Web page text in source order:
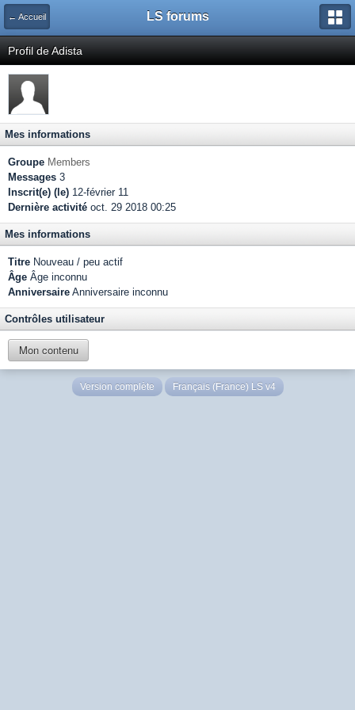
← Accueil LS forums
Profil de Adista
Mes informations
Groupe Members
Messages 3
Inscrit(e) (le) 12-février 11
Dernière activité oct. 29 2018 00:25
Mes informations
Titre Nouveau / peu actif
Âge Âge inconnu
Anniversaire Anniversaire inconnu
Contrôles utilisateur
Mon contenu
Version complète Français (France) LS v4